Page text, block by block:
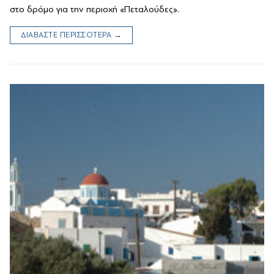
στο δρόμο για την περιοχή «Πεταλούδες».
ΔΙΑΒΑΣΤΕ ΠΕΡΙΣΣΟΤΕΡΑ →